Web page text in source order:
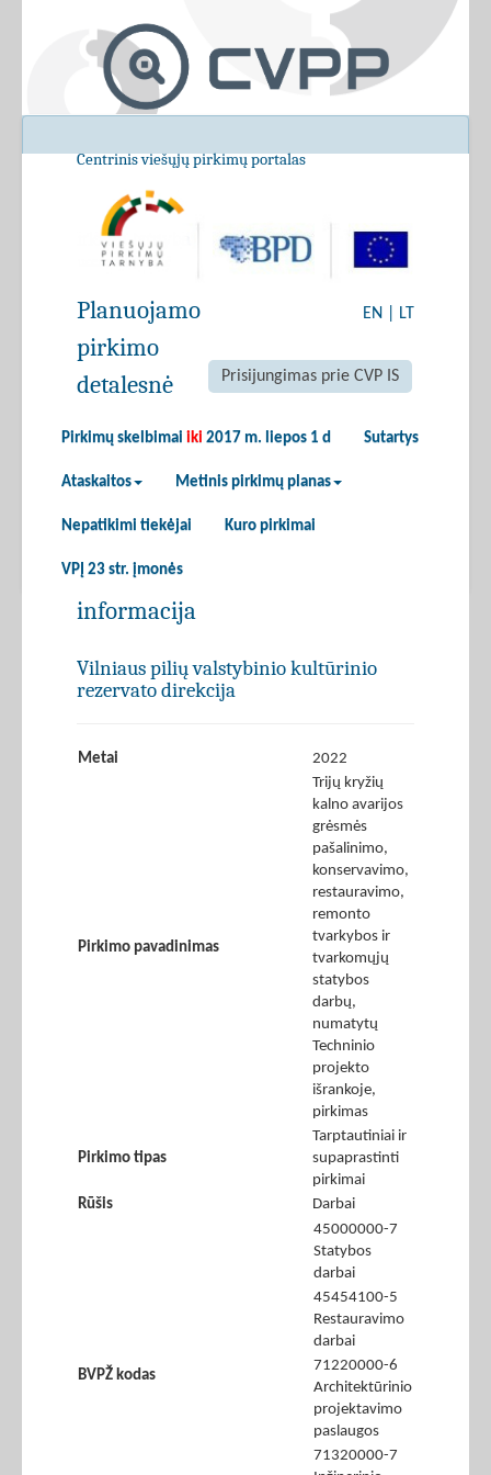
Centrinis viešųjų pirkimų portalas
EN LT
Prisijungimas prie CVP IS
Pirkimų skelbimai iki 2017 m. liepos 1 d Sutartys
Ataskaitos Metinis pirkimų planas
Nepatikimi tiekėjai Kuro pirkimai
VPĮ 23 str. įmonės
Planuojamo
pirkimo
detalesnė
informacija
Vilniaus pilių valstybinio kultūrinio
rezervato direkcija
Metai 2022
Pirkimo pavadinimas
Trijų kryžių
kalno avarijos
grėsmės
pašalinimo,
konservavimo,
restauravimo,
remonto
tvarkybos ir
tvarkomųjų
statybos
darbų,
numatytų
Techninio
projekto
išrankoje,
pirkimas
Pirkimo tipas
Tarptautiniai ir
supaprastinti
pirkimai
Rūšis
Darbai
BVPŽ kodas
45000000-7
Statybos
darbai
45454100-5
Restauravimo
darbai
71220000-6
Architektūrinio
projektavimo
paslaugos
71320000-7